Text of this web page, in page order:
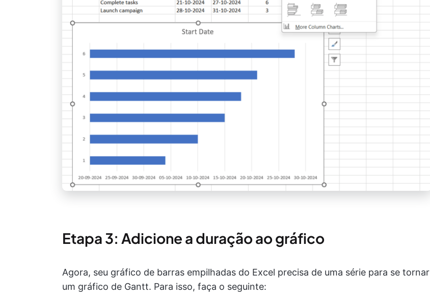
Etapa 3: Adicione a duração ao gráfico
Agora, seu gráfico de barras empilhadas do Excel precisa de uma série para se tornar
um gráfico de Gantt. Para isso, faça o seguinte: